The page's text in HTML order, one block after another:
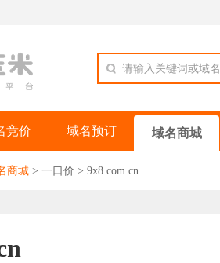
请输入关键词或域名
竞价 域名预订 域名商城
商城 > 一口价 > 9x8.com.cn